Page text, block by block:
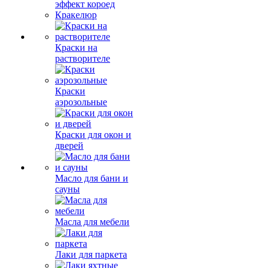
эффект короед
Кракелюр
Краски на
растворителе
Краски
аэрозольные
Краски для окон и
дверей
Масло для бани и
сауны
Масла для мебели
Лаки для паркета